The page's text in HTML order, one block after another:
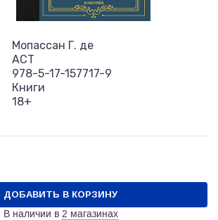
Мопассан Г. де
АСТ
978-5-17-157717-9
Книги
18+
ДОБАВИТЬ В КОРЗИНУ
В наличии в 2 магазинах